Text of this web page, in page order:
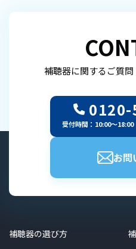
補聴器に関するご質
受付時間：10:00～18:00
お問
補聴器の選び方